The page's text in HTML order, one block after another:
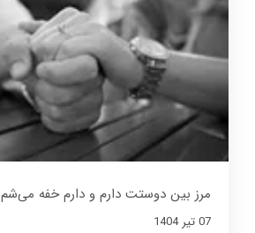
مرز بین دوستت دارم و دارم خفه می‌شم
07 تير 1404